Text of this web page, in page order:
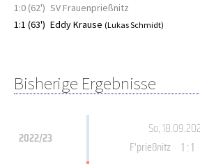
1:0 (62') SV Frauenprießnitz
1:1 (63') Eddy Krause (Lukas Schmidt)
Bisherige Ergebnisse
2022/23
So,
F'prießnitz 1 : 1